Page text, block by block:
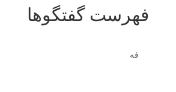
فهرست گفتگوها
فه